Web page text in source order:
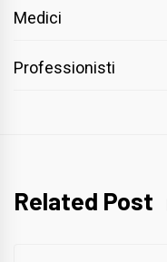
Medici
Professionisti
Related Post